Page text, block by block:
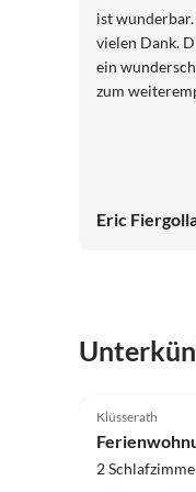
ist wunderbar. Alles da was man so braucht. Nochmals
vielen Dank. Die Staußenwirtschaft der Familie macht
ein
zum
Eric
Klüsserath
2